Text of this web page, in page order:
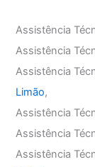
Assistência
Assistência
Assistência
Limão,
Assistência
Assistência
Assistência